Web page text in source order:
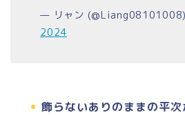
— リャン (@Liang08101008)
2024
飾らないありのままの平次